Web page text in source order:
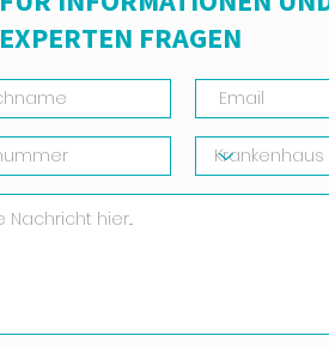
EXPERTEN FRAGEN